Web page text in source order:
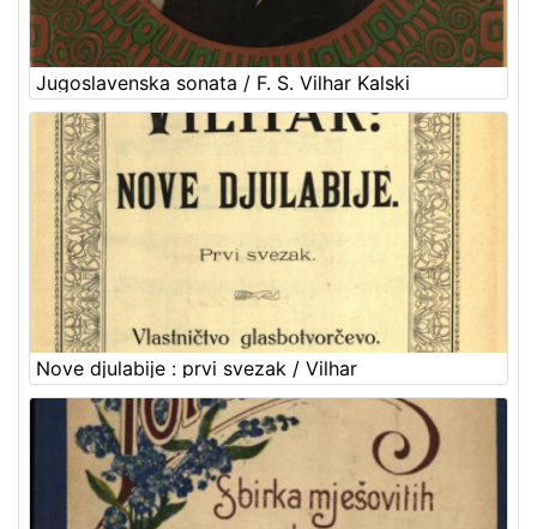
Jugoslavenska sonata / F. S. Vilhar Kalski
Nove djulabije : prvi svezak / Vilhar